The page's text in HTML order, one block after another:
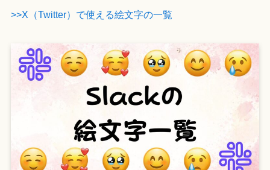
>>X（Twitter）で使える絵文字の一覧